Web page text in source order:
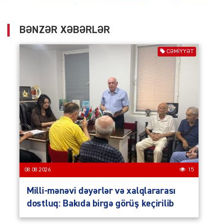
BƏNZƏR XƏBƏRLƏR
CƏMIYYƏT
08.08.2026 15
Milli-mənəvi dəyərlər və xalqlararası
dostluq: Bakıda birgə görüş keçirilib